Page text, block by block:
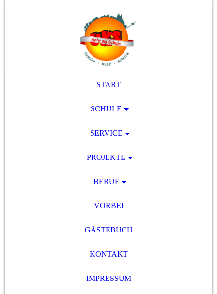
START
SCHULE
SERVICE
PROJEKTE
BERUF
VORBEI
GÄSTEBUCH
KONTAKT
IMPRESSUM